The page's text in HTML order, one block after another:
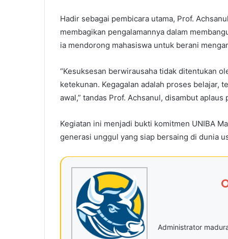
Hadir sebagai pembicara utama, Prof.
membagikan pengalamannya dalam
ia mendorong mahasiswa untuk berani
“Kesuksesan berwirausaha tidak ditentukan
ketekunan. Kegagalan adalah proses belajar,
awal,” tandas Prof. Achsanul, disambut aplaus
Kegiatan ini menjadi bukti komitmen UNIBA
generasi unggul yang siap bersaing di dunia
Administrator